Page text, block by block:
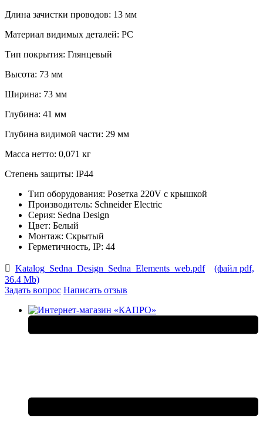
Длина зачистки проводов: 13 мм
Материал видимых деталей: PC
Тип покрытия: Глянцевый
Высота: 73 мм
Ширина: 73 мм
Глубина: 41 мм
Глубина видимой части: 29 мм
Масса нетто: 0,071 кг
Степень защиты: IP44
Тип оборудования: Розетка 220V c крышкой
Производитель: Schneider Electric
Серия: Sedna Design
Цвет: Белый
Монтаж: Скрытый
Герметичность, IP: 44
Katalog_Sedna_Design_Sedna_Elements_web.pdf
(файл pdf,
36.4 Mb)
Задать вопрос Написать отзыв